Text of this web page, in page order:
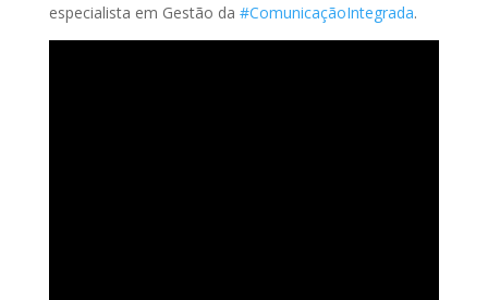
especialista em Gestão da #ComunicaçãoIntegrada.